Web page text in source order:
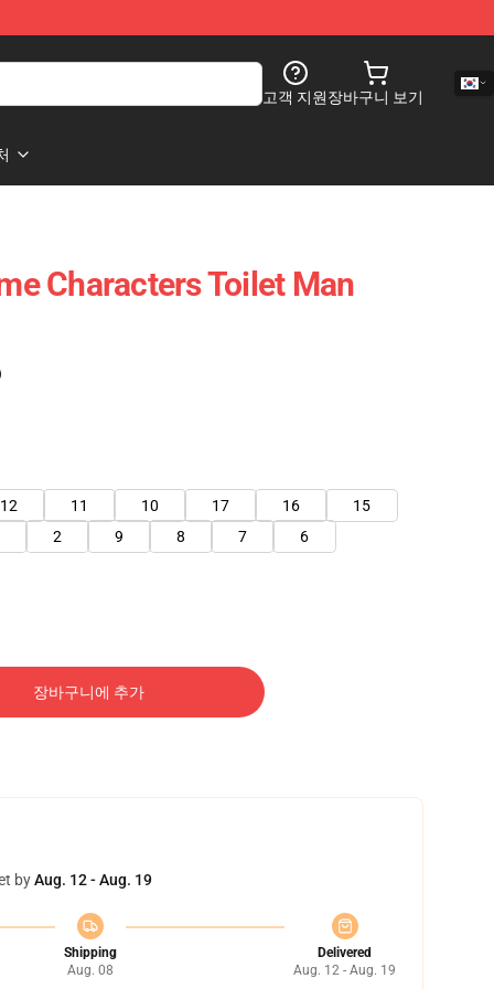
고객 지원장바구니 보기
Characters Toilet Man
12 11 10 17 16
15
2
9 8 7 6
장바구니에 추가
byAug. 12 - Aug. 19
Shipping
Aug. 08
Delivered
Aug. 12 - Aug. 19